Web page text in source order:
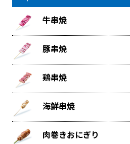
牛串焼
豚串焼
鶏串焼
海鮮串焼
肉巻きおにぎり